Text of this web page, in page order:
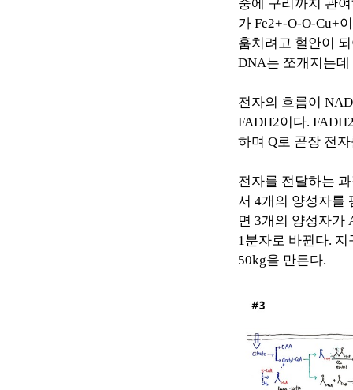
중에 구리까지 관
가 Fe2+-O-O-Cu+
훔치려고 혈안이
DNA는 쪼개지는
전자의 흐름이
FADH2이다.
하며 Q로 곧장 전
전자를 전달하는
서 4개의 양성자를
면 3개의 양성자가
1 분자로 바뀐다. 지
50kg을 만든다.